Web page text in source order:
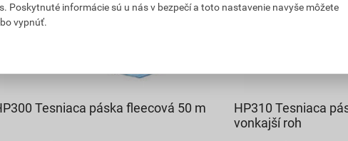
Tesniaca páska fleecová 50 m
HP310 Tesniaca
vonkajší roh
Poskytnuté informácie sú u nás v bezpečí a toto nastavenie navyše môžete
vypnúť.